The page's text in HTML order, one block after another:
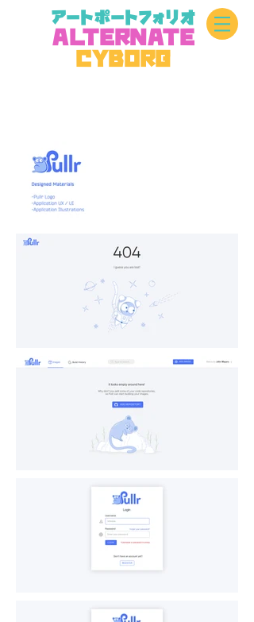
アートポートフォリオ
A LTERNATE
CYBOR G